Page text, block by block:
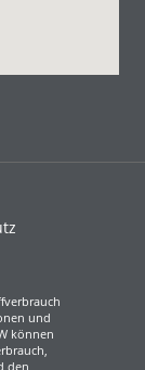
und
können
den